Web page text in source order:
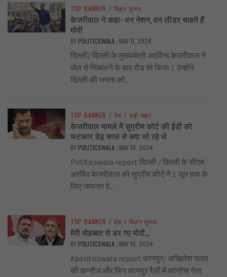
TOP BANNER / बिहार चुनाव
केजरीवाल ने कहा- वन नेशन, वन लीडर चाहते हैं
मोदी
BY POLITICSWALA / MAY 11, 2024
दिल्ली/ दिल्ली के मुख्यमंत्री अरविन्द केजरीवाल ने
जेल से निकलने के बाद रोड शो किया। उन्होंने
दिल्ली की जनता को...
TOP BANNER / देश / बड़ी खबर
केजरीवाल मामले में सुप्रीम कोर्ट की ईडी को
फटकार डेढ़ साल से क्या सो रहे थे
BY POLITICSWALA / MAY 10, 2024
Politicswala report दिल्ली / दिल्ली के सीएम
अरविंद केजरीवाल को सुप्रीम कोर्ट ने 1 जून तक के
लिए जमानत दे...
TOP BANNER / देश / बिहार चुनाव
मेरी मोहब्बत से डर गए मोदी…
BY POLITICSWALA / MAY 10, 2024
#politicswala report कानपुर/ अखिलेश यादव
की कन्नौज और फिर कानपुर रैली में कांग्रेस नेता